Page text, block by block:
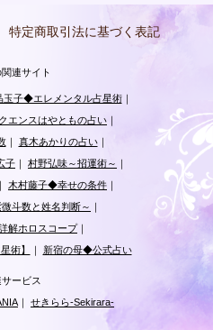
特定商取引法に基づく表記
関連サイト
玉子◆エレメンタル占星術｜
エンスはやともの占い
｜ 真木あかりの占い｜
子
村野弘味～招運術～
木村藤子◆幸せの条件
斗数と姓名判断～
解ホロスコープ｜
術】
新宿の母◆公式占い
サービス
せきらら-Sekirara-